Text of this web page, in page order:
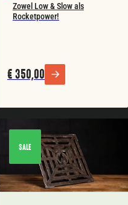
Zowel Low & Slow als
Rocketpower!
€ 350,00
SALE